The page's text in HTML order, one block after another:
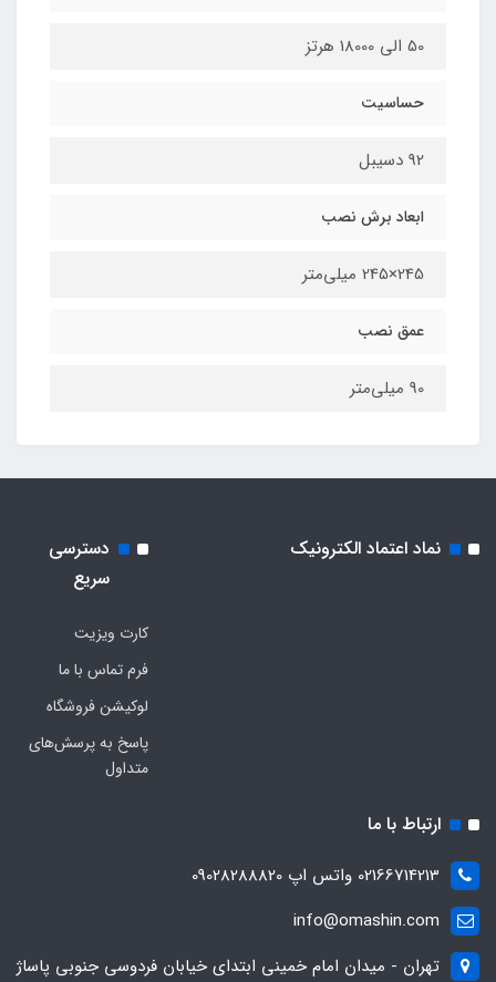
50 الی 18000 هرتز
حساسیت
92 دسیبل
ابعاد برش نصب
245×245 میلی‌متر
عمق نصب
90 میلی‌متر
نماد اعتماد الکترونیک
دسترسی
سریع
کارت ویزیت
فرم تماس با ما
لوکیشن فروشگاه
پاسخ به پرسش‌های
متداول
ارتباط با ما
02166714213 واتس اپ 09028288820
info@omashin.com
تهران - میدان امام خمینی ابتدای خیابان فردوسی جنوبی پاساژ